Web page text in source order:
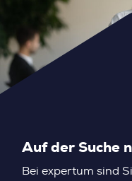
Auf der Suche
Bei expertum sind